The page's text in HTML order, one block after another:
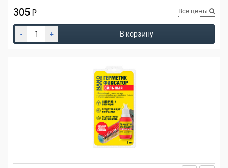
305₽ Все цены
- + В корзину